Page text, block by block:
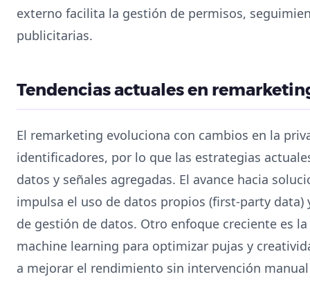
externo facilita la gestión de permisos,
publicitarias.
Tendencias actuales en
El remarketing evoluciona con cambios en la
identificadores, por lo que las estrategias
datos y señales agregadas. El avance hacia
impulsa el uso de datos propios (first-party
de gestión de datos. Otro enfoque creciente es
machine learning para optimizar pujas y
a mejorar el rendimiento sin intervención